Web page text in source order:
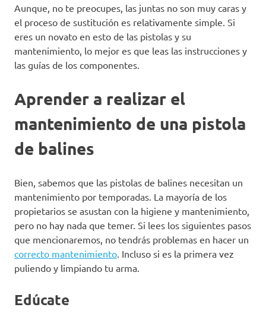
Aunque, no te preocupes, las juntas no son muy caras y
el proceso de sustitución es relativamente simple. Si
eres un novato en esto de las pistolas y su
mantenimiento, lo mejor es que leas las instrucciones y
las guías de los componentes.
Aprender a realizar el
mantenimiento de una pistola
de balines
Bien, sabemos que las pistolas de balines necesitan un
mantenimiento por temporadas. La mayoría de los
propietarios se asustan con la higiene y mantenimiento,
pero no hay nada que temer. Si lees los siguientes pasos
que mencionaremos, no tendrás problemas en hacer un
correcto mantenimiento . Incluso si es la primera vez
puliendo y limpiando tu arma.
Edúcate